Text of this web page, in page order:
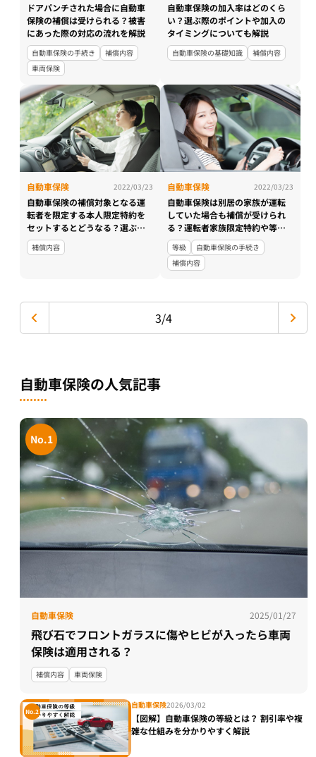
ドアパンチされた場合に自動車
保険の補償は受けられる？被害
にあった際の対応の流れを解説
自動車保険の手続き
補償内容
車両保険
自動車保険の加入率はどのくら
い？選ぶ際のポイントや加入の
タイミングについても解説
自動車保険の基礎知識 補償内容
自動車保険 2022/03/23
自動車保険の補償対象となる運
転者を限定する本人限定特約を
セットするとどうなる？選ぶ前
に知っておきたいポイント
補償内容
自動車保険 2022/03/23
自動車保険は別居の家族が運転
していた場合も補償が受けられ
る？運転者家族限定特約や等級
の引き継ぎについて徹底解説
等級
自動車保険の手続き
補償内容
3/4
自動車保険の人気記事
No.1
自動車保険 2025/01/27
飛び石でフロントガラスに傷やヒビが入ったら車両
保険は適用される？
補償内容 車両保険
No.2
自動車保険2026/03/02
【図解】自動車保険の等級とは？ 割引率や複
雑な仕組みを分かりやすく解説